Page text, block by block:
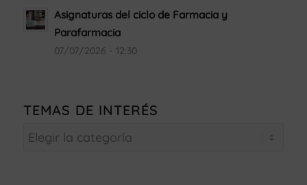
Asignaturas del ciclo de Farmacia y
Parafarmacia
07/07/2026 - 12:30
TEMAS DE INTERÉS